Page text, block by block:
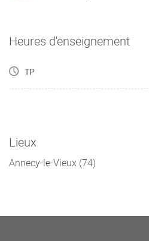
Heures d'enseignement
TP
Lieux
Annecy-le-Vieux (74)